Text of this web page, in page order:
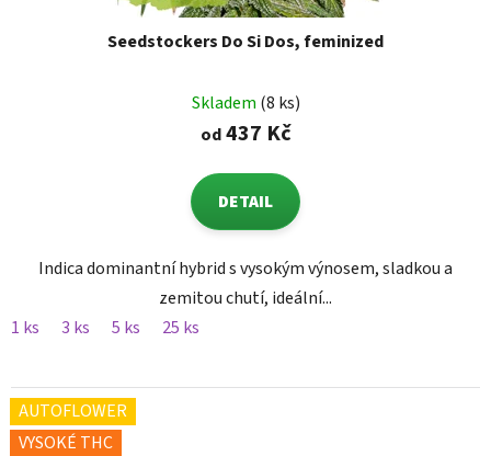
Seedstockers Do Si Dos, feminized
Skladem (8 ks)
od437 Kč
DETAIL
Indica dominantní hybrid s vysokým výnosem, sladkou a
zemitou chutí, ideální...
1 ks
3 ks 5 ks 25 ks
AUTOFLOWER
VYSOKÉ THC